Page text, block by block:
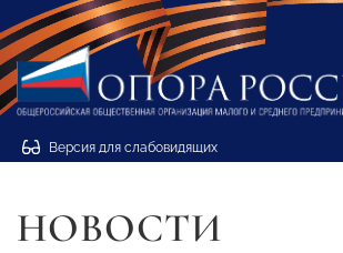
Версия для слабовидящих
НОВОСТИ